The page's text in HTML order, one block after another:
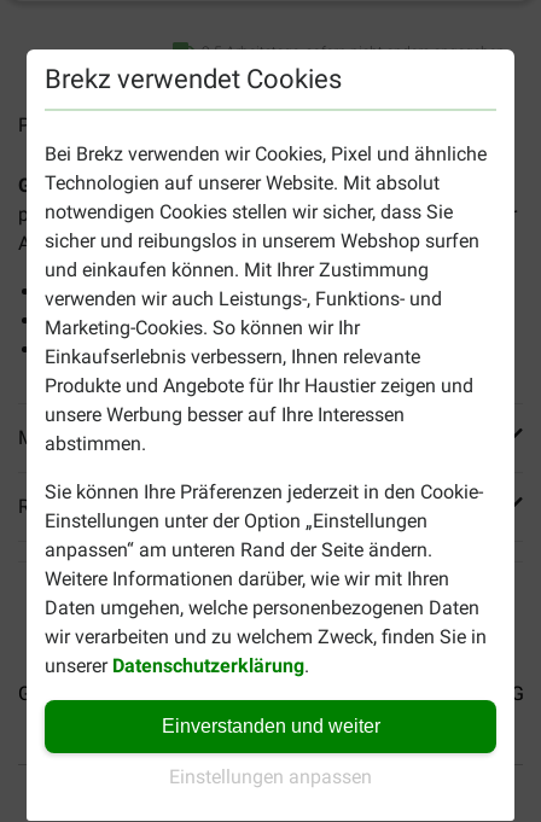
Brekz verwendet Cookies
Bei Brekz verwenden wir Cookies, Pixel und ähnliche
Technologien auf unserer Website. Mit absolut
notwendigen Cookies stellen wir sicher, dass Sie
sicher und reibungslos in unserem Webshop surfen
und einkaufen können. Mit Ihrer Zustimmung
verwenden wir auch Leistungs-, Funktions- und
Marketing-Cookies. So können wir Ihr
Einkaufserlebnis verbessern, Ihnen relevante
Produkte und Angebote für Ihr Haustier zeigen und
unsere Werbung besser auf Ihre Interessen
abstimmen.
Sie können Ihre Präferenzen jederzeit in den Cookie-
Einstellungen unter der Option „Einstellungen
anpassen“ am unteren Rand der Seite ändern.
Weitere Informationen darüber, wie wir mit Ihren
Daten umgehen, welche personenbezogenen Daten
wir verarbeiten und zu welchem Zweck, finden Sie in
unserer Datenschutzerklärung.
Einverstanden und weiter
Einstellungen anpassen
2-5 Arbeitstage, sofern nicht anders angegeben
Preise inkl. MwSt zzgl.
Gourmet Gold 8-Pack Luxe Mix Katzenfutterist ein
preisgekröntes, exquisites Alleinfuttermittel für Katzen aller
Altersgruppen.
Sehr vollwertige Mahlzeit
Preisgekröntes Futter
Große Auswahl an verschiedenen Sorten
Mehr Produktinfos
Reviews
Gourmet Gold Mousse...
Bis 30% günstiger Sicher bezahlen